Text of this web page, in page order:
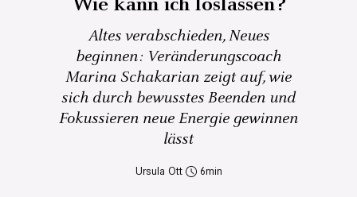
Altes verabschieden, Neues
beginnen: Veränderungscoach
Marina Schakarian zeigt auf, wie
sich durch bewusstes Beenden und
Fokussieren neue Energie gewinnen
lässt
Ursula Ott 6